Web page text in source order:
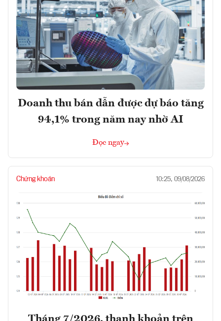
Doanh thu bán dẫn được dự báo tăng
94,1% trong năm nay nhờ AI
Đọc ngay
Chứng khoán 10:25, 09/08/2026